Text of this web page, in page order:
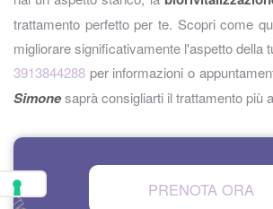
trattamento perfetto per te. Scopri come
migliorare significativamente l'aspetto della
3913844288 per informazioni o
Simonesaprà consigliarti il trattamento più
PRENOTA ORA